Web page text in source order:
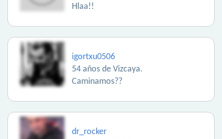
Hlaa!!
igortxu0506
54 años de Vizcaya.
Caminamos??
dr_rocker